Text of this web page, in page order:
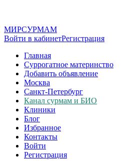
МИРСУРМАМ
Войти в кабинетРегистрация
Главная
Суррогатное материнство
Добавить объявление
Москва
Санкт-Петербург
Канал сурмам и БИО
Клиники
Блог
Избранное
Контакты
Войти
Регистрация